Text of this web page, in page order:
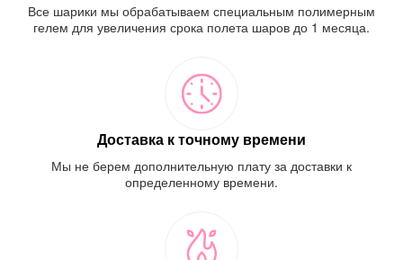
Все шарики мы обрабатываем специальным полимерным
гелем для увеличения срока полета шаров до 1 месяца.
Доставка к точному времени
Мы не берем дополнительную плату за доставки к
определенному времени.